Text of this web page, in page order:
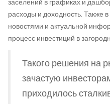
заселений в графиках и
расходы и доходность. Также
новостями и актуальной
процесс инвестиций в
Такого решения на
зачастую
приходилось